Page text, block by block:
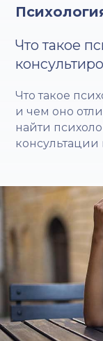
Что такое
Что такое
и чем оно
найти